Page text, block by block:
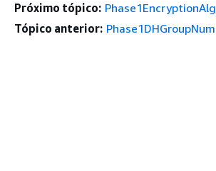
Próximo tópico:
Tópico anterior: